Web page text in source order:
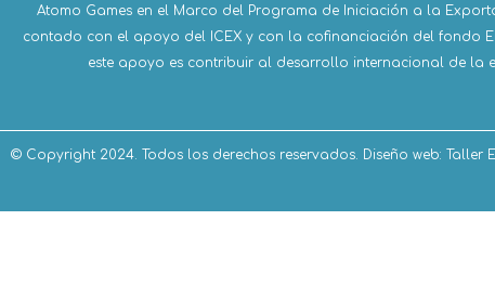
Atomo Games en el Marco del Programa de Iniciación a la
contado con el apoyo del ICEX y con la cofinanciación del fondo
este apoyo es contribuir al desarrollo internacional de la
© Copyright 2024. Todos los derechos reservados. Diseño web: Taller